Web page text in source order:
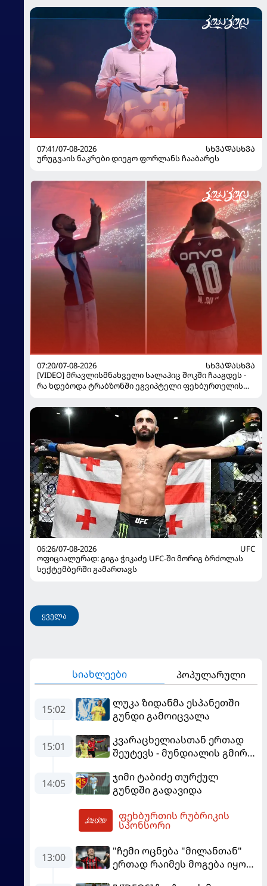
07:41/07-08-2026
ᲡᲮᲕᲐᲓᲐᲡᲮᲕᲐ
ურუგვაის ნაკრები დიეგო ფორლანს ჩააბარეს
07:20/07-08-2026
ᲡᲮᲕᲐᲓᲐᲡᲮᲕᲐ
[VIDEO] მრავლისმნახველი სალაჰიც შოკში ჩააგდეს -
რა ხდებოდა ტრაბზონში ეგვიპტელი ფეხბურთელის
06:26/07-08-2026
UFC
ოფიციალურად: გიგა ჭიკაძე UFC-ში მორიგ ბრძოლას
სექტემბერში გამართავს
ყველა
სიახლეები პოპულარული
15:02
ლუკა ზიდანმა ესპანეთში
გუნდი გამოიცვალა
15:01
კვარაცხელიასთან ერთად
შეუტევს - მუნდიალის გმირი
გახდება
14:05
ჯიმი ტაბიძე თურქულ
გუნდში გადავიდა
ფეხბურთის რუბრიკის
სპონსორი
13:00
"ჩემი ოცნება "მილანთან"
ერთად რაიმეს მოგება იყო" -